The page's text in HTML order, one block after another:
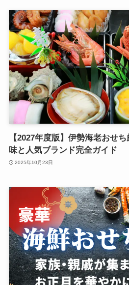
【2027年度版】伊勢海老おせ
味と人気ブランド完全ガイド
2025年10月23日